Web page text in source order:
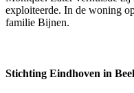
exploiteerde. In de woning
familie Bijnen.
Stichting Eindhoven in